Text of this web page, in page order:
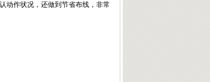
动作状况，还做到节省布线，非常